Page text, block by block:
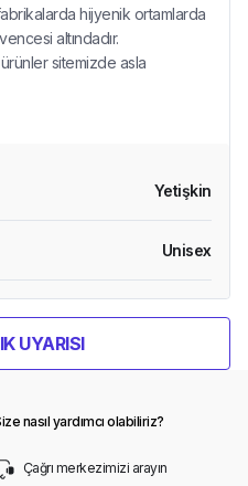
hijyenik ortamlarda
altındadır.
sitemizde asla
Yetişkin
Unisex
UYARISI
nasıl yardımcı olabiliriz?
Çağrı merkezimizi arayın